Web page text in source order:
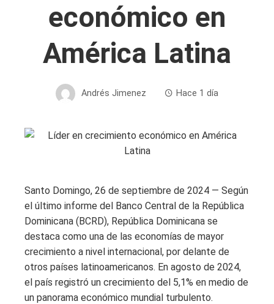
económico en
América Latina
Andrés Jimenez Hace 1 día
Santo Domingo, 26 de septiembre de 2024 — Según
el último informe del Banco Central de la República
Dominicana (BCRD), República Dominicana se
destaca como una de las economías de mayor
crecimiento a nivel internacional, por delante de
otros países latinoamericanos. En agosto de 2024,
el país registró un crecimiento del 5,1% en medio de
un panorama económico mundial turbulento.